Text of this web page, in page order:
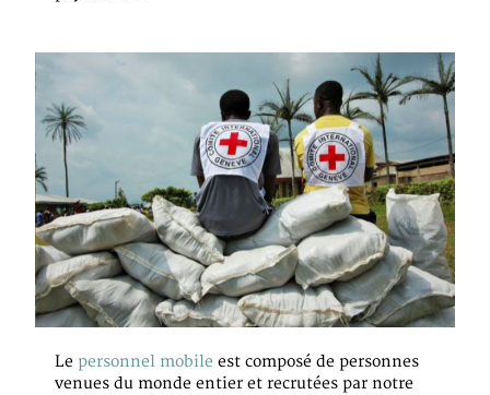
Le personnel mobile est composé de personnes
venues du monde entier et recrutées par notre